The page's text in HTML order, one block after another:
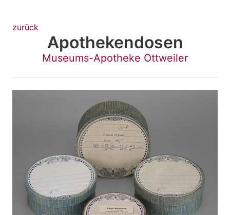
zurück
Apothekendosen
Museums-Apotheke Ottweiler